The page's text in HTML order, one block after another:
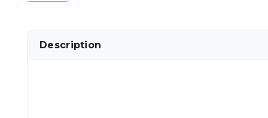
Description